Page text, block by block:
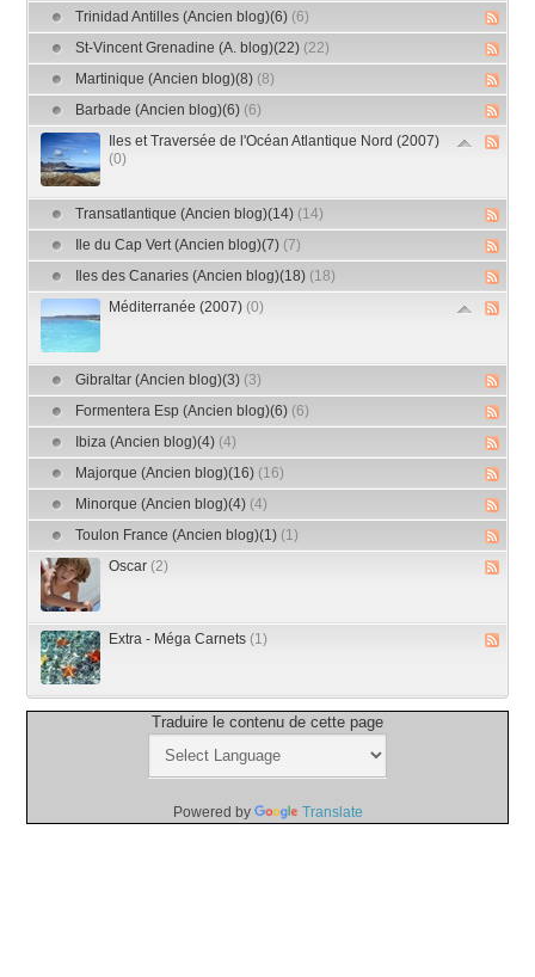
Trinidad Antilles (Ancien blog)(6) (6)
St-Vincent Grenadine (A. blog)(22) (22)
Martinique (Ancien blog)(8) (8)
Barbade (Ancien blog)(6) (6)
Iles et Traversée de l'Océan Atlantique Nord (2007)
(0)
Transatlantique (Ancien blog)(14) (14)
Ile du Cap Vert (Ancien blog)(7) (7)
Iles des Canaries (Ancien blog)(18) (18)
Méditerranée (2007) (0)
Gibraltar (Ancien blog)(3) (3)
Formentera Esp (Ancien blog)(6) (6)
Ibiza (Ancien blog)(4) (4)
Majorque (Ancien blog)(16) (16)
Minorque (Ancien blog)(4) (4)
Toulon France (Ancien blog)(1) (1)
Oscar (2)
Extra - Méga Carnets (1)
Traduire le contenu de cette page
Powered by Translate